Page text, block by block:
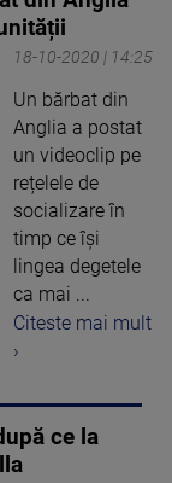
18-10-2020 | 14:25
Un bărbat din
Anglia a postat
un videoclip pe
rețelele de
socializare în
timp ce își
lingea degetele
ca mai ...
Citeste mai mult
›
ce la